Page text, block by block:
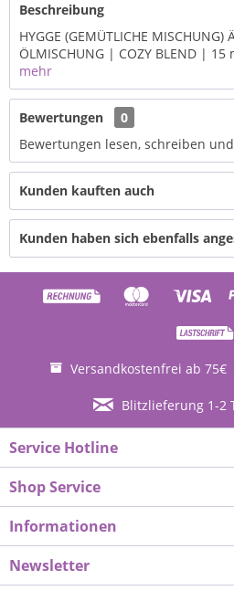
Beschreibung
HYGGE (GEMÜTLICHE MISCHUNG)
ÖLMISCHUNG | COZY BLEND |
mehr
Bewertungen
0
Bewertungen lesen, schreiben
Kunden kauften auch
Kunden haben sich ebenfalls
Versandkostenfrei ab 75€
Blitzlieferung 1-2
Service Hotline
Shop Service
Informationen
Newsletter